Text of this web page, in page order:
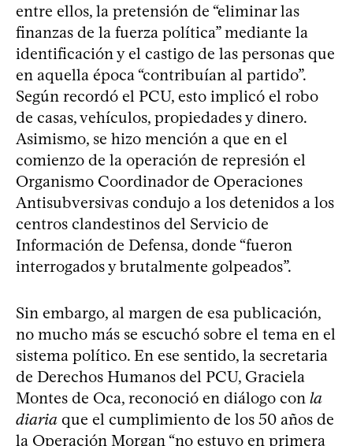
entre ellos, la pretensión de “eliminar las
finanzas de la fuerza política” mediante la
identificación y el castigo de las personas que
en aquella época “contribuían al partido”.
Según recordó el PCU, esto implicó el robo
de casas, vehículos, propiedades y dinero.
Asimismo, se hizo mención a que en el
comienzo de la operación de represión el
Organismo Coordinador de Operaciones
Antisubversivas condujo a los detenidos a los
centros clandestinos del Servicio de
Información de Defensa, donde “fueron
interrogados y brutalmente golpeados”.
Sin embargo, al margen de esa publicación,
no mucho más se escuchó sobre el tema en el
sistema político. En ese sentido, la secretaria
de Derechos Humanos del PCU, Graciela
Montes de Oca, reconoció en diálogo con la
diaria que el cumplimiento de los 50 años de
la Operación Morgan “no estuvo en primera